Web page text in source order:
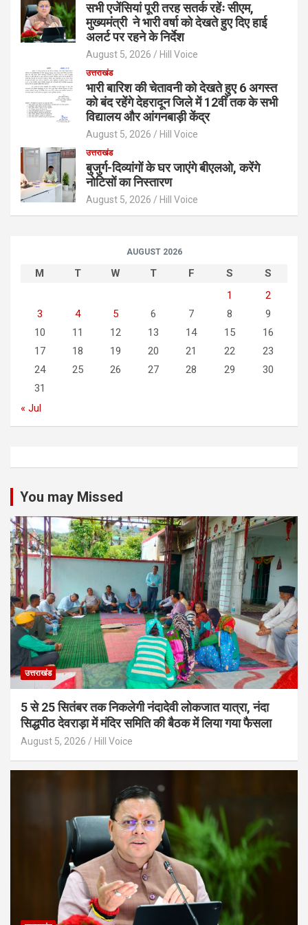
सभी एजेंसियां पूरी तरह सतर्क रहेंः सीएम,
मुख्यमंत्री ने भारी वर्षा को देखते हुए दिए हाई
अलर्ट पर रहने के निर्देश
August 5, 2026 Hill Voice
उत्तराखंड
भारी बारिश की चेतावनी को देखते हुए 6 अगस्त
को बंद रहेंगे देहरादून जिले में 12वीं तक के सभी
विद्यालय और आंगनबाड़ी केंद्र
August 5, 2026 Hill Voice
उत्तराखंड
बुजुर्ग-दिव्यांगों के घर जाएंगे बीएलओ, करेंगे
नोटिसों का निस्तारण
August 5, 2026 Hill Voice
AUGUST 2026
M T W T F S
S
1
2
3
4 5 6 7 8
9
10
11 12 13 14 15
16
17
18 19 20 21 22
23
24
25 26 27 28 29
30
31
« Jul
You may Missed
उत्तराखंड
5 से 25 सितंबर तक निकलेगी नंदादेवी लोकजात यात्रा, नंदा
सिद्धपीठ देवराड़ा में मंदिर समिति की बैठक में लिया गया फैसला
August 5, 2026 Hill Voice